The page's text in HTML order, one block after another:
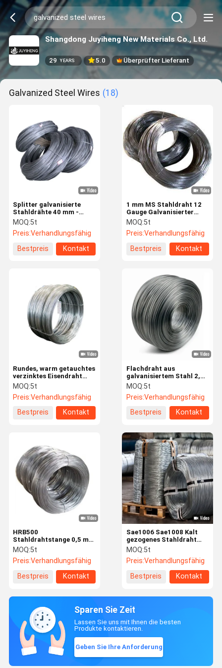
Shangdong Juyiheng New Materials Co., Ltd.
29 YEARS 5.0 Überprüfter Lieferant
Galvanized Steel Wires (18)
Splitter galvanisierte
Stahldrähte 40 mm -
2000 mm
Massivstahldraht
MOQ:5t
Preis:Verhandlungsfähig
Bestpreis
Kontakt
1 mm MS Stahldraht 12
Gauge Galvanisierter
Stahldraht Runde werden
für den Bau verwendet
MOQ:5t
Preis:Verhandlungsfähig
Bestpreis
Kontakt
Rundes, warm getauchtes
verzinktes Eisendraht
BWG 20 21 22 Verzinktes
Eisenbinddraht
MOQ:5t
Preis:Verhandlungsfähig
Bestpreis
Kontakt
Flachdraht aus
galvanisiertem Stahl 2,5
mm 12 mm Stahldraht
mit niedrigem
Kohlenstoffgehalt
MOQ:5t
Preis:Verhandlungsfähig
Bestpreis
Kontakt
HRB500
Stahldrahtstange 0,5 mm
- 5,9 mm Stahldraht für
den Bau
MOQ:5t
Preis:Verhandlungsfähig
Bestpreis
Kontakt
Sae1006 Sae1008 Kalt
gezogenes Stahldraht
Q195 Q235 Verzinktes
Eisendraht
MOQ:5t
Preis:Verhandlungsfähig
Bestpreis
Kontakt
Sparen Sie Zeit
Lassen Sie uns mit Ihnen die besten
Produkte kontaktieren.
Geben Sie Ihre Anforderung